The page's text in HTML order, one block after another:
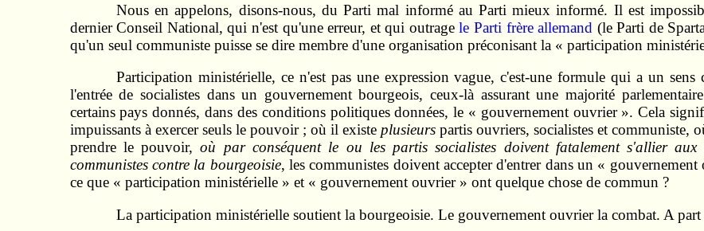
Nous en appelons, disons-nous, du Parti mal informé au Parti mieux informé. Il est
dernier Conseil National, qui n'est qu'une erreur, et qui outragele Parti frère allemand (le Parti de
qu'un seul communiste puisse se dire membre d'une organisation préconisant la « participation
Participation ministérielle, ce n'est pas une expression vague, c'est-une formule qui a un
l'entrée de socialistes dans un gouvernement bourgeois, ceux-là assurant une majorité
certains pays donnés, dans des conditions politiques données, le « gouvernement ouvrier ». Cela
impuissants à exercer seuls le pouvoir ; où il existe plusieurspartis ouvriers, socialistes et communiste,
prendre le pouvoir,où par conséquent le ou les partis socialistes doivent fatalement s'allier
communistes contre la bourgeoisie, les communistes doivent accepter d'entrer dans un «
ce que « participation ministérielle » et « gouvernement ouvrier » ont quelque chose de commun ?
La participation ministérielle soutient la bourgeoisie. Le gouvernement ouvrier la combat. A